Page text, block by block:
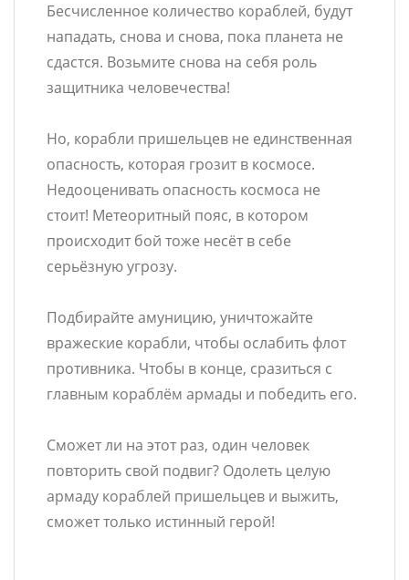
Бесчисленное количество кораблей, будут
нападать, снова и снова, пока планета не
сдастся. Возьмите снова на себя роль
защитника человечества!
Но, корабли пришельцев не единственная
опасность, которая грозит в космосе.
Недооценивать опасность космоса не
стоит! Метеоритный пояс, в котором
происходит бой тоже несёт в себе
серьёзную угрозу.
Подбирайте амуницию, уничтожайте
вражеские корабли, чтобы ослабить флот
противника. Чтобы в конце, сразиться с
главным кораблём армады и победить его.
Сможет ли на этот раз, один человек
повторить свой подвиг? Одолеть целую
армаду кораблей пришельцев и выжить,
сможет только истинный герой!